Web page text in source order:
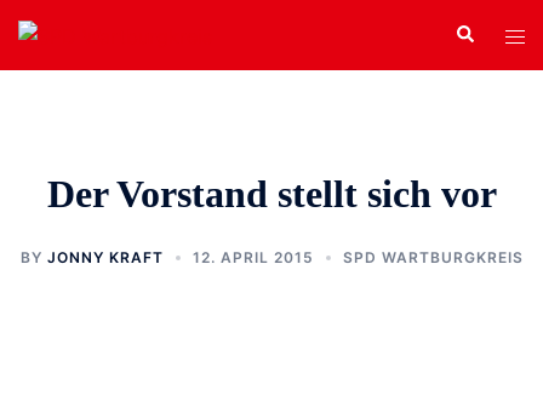
Zum
Inhalt
springen
Search
Der Vorstand stellt sich vor
BY JONNY KRAFT 12. APRIL 2015 SPD WARTBURGKREIS